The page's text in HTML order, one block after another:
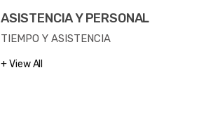
ASISTENCIA Y PERSONAL
TIEMPO Y ASISTENCIA
View All